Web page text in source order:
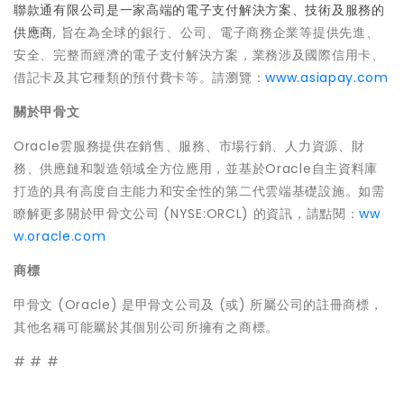
聯款通有限公司是一家高端的電子支付解決方案、技術及服務的
供應商, 旨在為全球的銀行、公司、電子商務企業等提供先進、
安全、完整而經濟的電子支付解決方案，業務涉及國際信用卡、
借記卡及其它種類的預付費卡等。請瀏覽：www.asiapay.com
關於甲骨文
Oracle雲服務提供在銷售、服務、市場行銷、人力資源、財
務、供應鏈和製造領域全方位應用，並基於Oracle自主資料庫
打造的具有高度自主能力和安全性的第二代雲端基礎設施。如需
瞭解更多關於甲骨文公司 (NYSE:ORCL) 的資訊，請點閱：ww
w.oracle.com
商標
甲骨文 (Oracle) 是甲骨文公司及 (或) 所屬公司的註冊商標，
其他名稱可能屬於其個別公司所擁有之商標。
# # #